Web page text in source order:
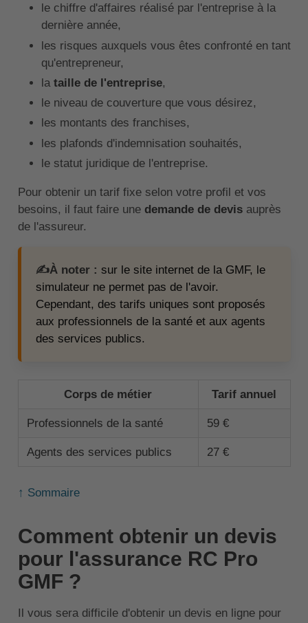
le chiffre d'affaires réalisé par l'entreprise à la
dernière année,
les risques auxquels vous êtes confronté en tant
qu'entrepreneur,
lataille de l'entreprise,
le niveau de couverture que vous désirez,
les montants des franchises,
les plafonds d'indemnisation souhaités,
le statut juridique de l'entreprise.
Pour obtenir un tarif fixe selon votre profil et vos
besoins, il faut faire une demande de devisauprès
de l'assureur.
✍️À noter : sur le site internet de la GMF, le
simulateur ne permet pas de l'avoir.
Cependant, des tarifs uniques sont proposés
aux professionnels de la santé et aux agents
des services publics.
Corps de métier Tarif annuel
Professionnels de la santé 59 €
Agents des services publics 27 €
↑ Sommaire
Comment obtenir un devis
pour l'assurance RC Pro
GMF ?
Il vous sera difficile d'obtenir un devis en ligne pour